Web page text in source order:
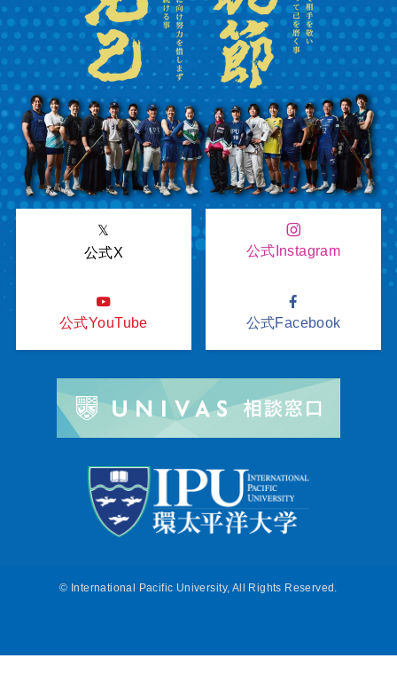
𝕏
公式X
公式Instagram
公式YouTube 公式Facebook
© International Pacific University, All Rights Reserved.